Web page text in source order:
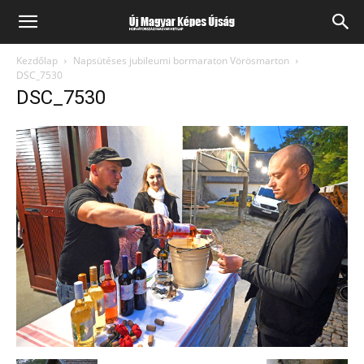
Kezdőlap
Napsütéses jubileumi bormaraton Vörösmarton
DSC_7530
DSC_7530